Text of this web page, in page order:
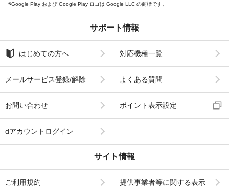
Google Play および Google Play ロゴは Google LLC の商標です。
サポート情報
はじめての方へ 対応機種一覧
メールサービス登録/解除 よくある質問
お問い合わせ ポイント表示設定
dアカウントログイン
サイト情報
ご利用規約 提供事業者等に関する表示